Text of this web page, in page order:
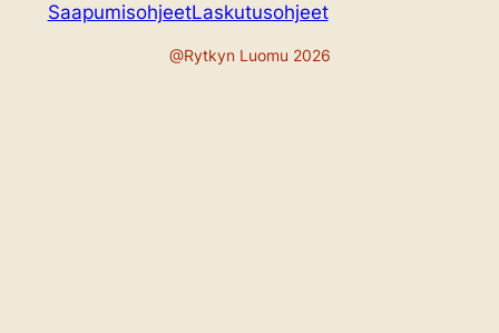
SaapumisohjeetLaskutusohjeet
@Rytkyn Luomu 2026